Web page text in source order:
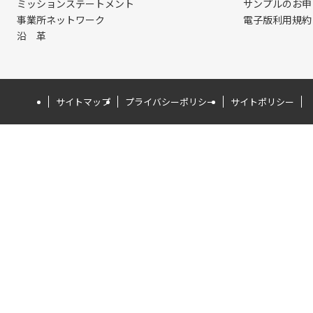
ミッションステートメント
事業所ネットワーク
沿 革
サンプルのお
電子版利用規約
サイトマップ プライバシーポリシー サイトポリシー